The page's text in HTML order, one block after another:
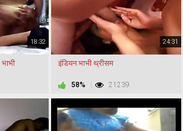
18:32 24:31
इंडियन भाभी थ्रीसम
58% 21239